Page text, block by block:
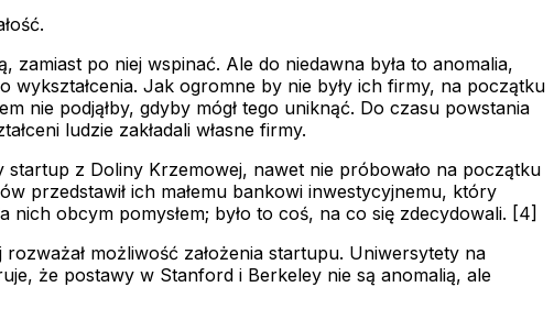
po niej wspinać. Ale do niedawna była to anomalia,
wykształcenia. Jak ogromne by nie były ich firmy, na początku
nie podjąłby, gdyby mógł tego uniknąć. Do czasu powstania
ludzie zakładali własne firmy.
z Doliny Krzemowej, nawet nie próbowało na początku
przedstawił ich małemu bankowi inwestycyjnemu, który
nich obcym pomysłem; było to coś, na co się zdecydowali. [4]
możliwość założenia startupu. Uniwersytety na
że postawy w Stanford i Berkeley nie są anomalią, ale